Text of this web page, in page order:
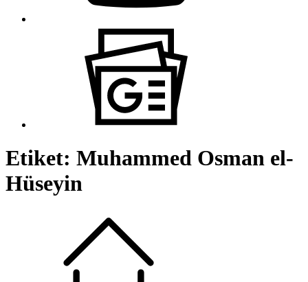
Etiket: Muhammed Osman el-
Hüseyin